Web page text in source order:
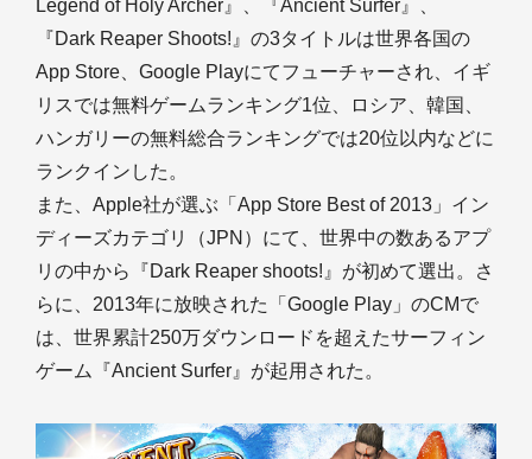
Legend of Holy Archer』、『Ancient Surfer』、
『Dark Reaper Shoots!』の3タイトルは世界各国の
App Store、Google Playにてフューチャーされ、イギ
リスでは無料ゲームランキング1位、ロシア、韓国、
ハンガリーの無料総合ランキングでは20位以内などに
ランクインした。
また、Apple社が選ぶ「App Store Best of 2013」イン
ディーズカテゴリ（JPN）にて、世界中の数あるアプ
リの中から『Dark Reaper shoots!』が初めて選出。さ
らに、2013年に放映された「Google Play」のCMで
は、世界累計250万ダウンロードを超えたサーフィン
ゲーム『Ancient Surfer』が起用された。